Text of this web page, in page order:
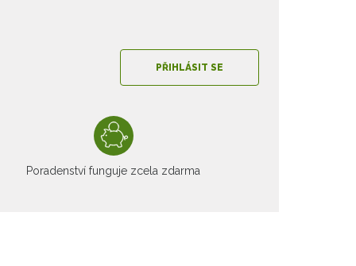
PŘIHLÁSIT SE
Poradenství funguje zcela zdarma